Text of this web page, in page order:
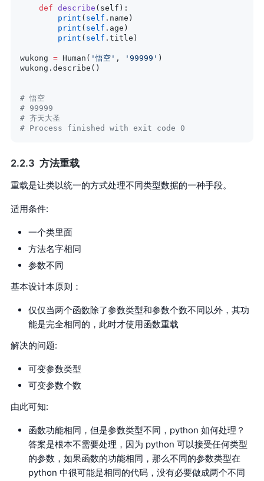
    def
describe (self):
        print
( self .name)
        print
( self .age)
        print
( self .title)
wukong = Human( '悟空' , '99999' )
wukong.describe()
# 悟空
# 99999
# 齐天大圣
# Process finished with exit code 0
方法重载
重载是让类以统一的方式处理不同类型数据的一种手段。
适用条件:
一个类里面
方法名字相同
参数不同
基本设计本原则：
仅仅当两个函数除了参数类型和参数个数不同以外，其功
能是完全相同的，此时才使用函数重载
解决的问题:
可变参数类型
可变参数个数
由此可知:
函数功能相同，但是参数类型不同，python 如何处理？
答案是根本不需要处理，因为 python 可以接受任何类型
的参数，如果函数的功能相同，那么不同的参数类型在
python 中很可能是相同的代码，没有必要做成两个不同